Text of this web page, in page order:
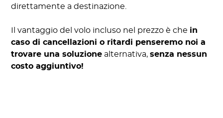
direttamente a destinazione.
Il vantaggio del volo incluso nel prezzo è che in
caso di cancellazioni o ritardi penseremo noi a
trovare una soluzione alternativa,senza nessun
costo aggiuntivo!